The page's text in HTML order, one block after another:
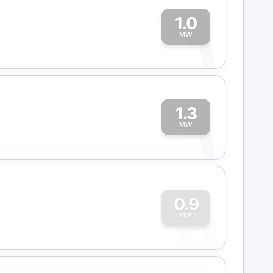
1.0
MW
1
1.3
MW
1
0.9
MW
0